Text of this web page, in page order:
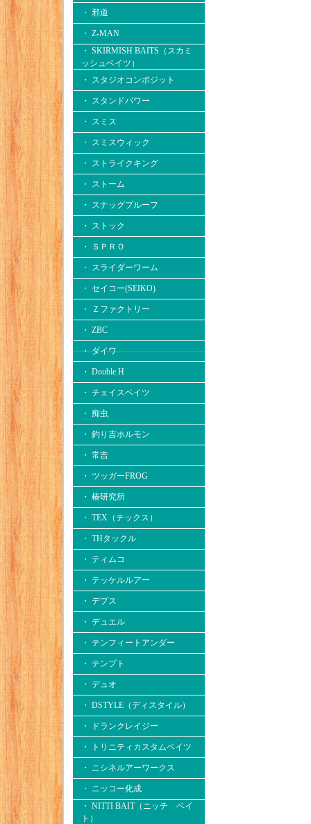
・ 邪道
・ Z-MAN
・ SKIRMISH BAITS（スカミ
ッシュベイツ）
・ スタジオコンポジット
・ スタンドパワー
・ スミス
・ スミスウィック
・ ストライクキング
・ ストーム
・ スナッグプルーフ
・ ストック
・ ＳＰＲＯ
・ スライダーワーム
・ セイコー(SEIKO)
・ Ｚファクトリー
・ ZBC
・ ダイワ
・ Double.H
・ チェイスベイツ
・ 痴虫
・ 釣り吉ホルモン
・ 常吉
・ ツッガーFROG
・ 椿研究所
・ TEX（テックス）
・ THタックル
・ ティムコ
・ テッケルルアー
・ デプス
・ デュエル
・ テンフィートアンダー
・ テンプト
・ デュオ
・ DSTYLE（ディスタイル）
・ ドランクレイジー
・ トリニティカスタムベイツ
・ ニシネルアーワークス
・ ニッコー化成
・ NITTI BAIT（ニッチ ベイ
ト）